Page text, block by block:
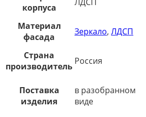
корпуса
Материал
фасада
Зеркало, ЛДСП
Страна
производитель Россия
Поставка
изделия
в разобранном
виде